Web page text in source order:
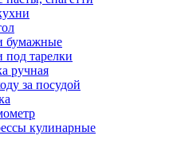
бумажные
под тарелки
ручная
за посудой
кулинарные